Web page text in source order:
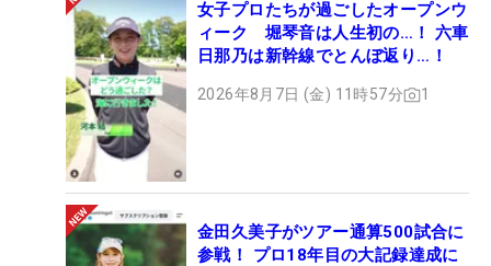
女子プロたちが過ごしたオープンウ
ィーク 堀琴音は人生初の…！ 六車
日那乃は新幹線でとんぼ返り…！
2026年8月7日 (金) 11時57分 1
金田久美子がツアー通算500試合に
参戦！ プロ18年目の大記録達成に